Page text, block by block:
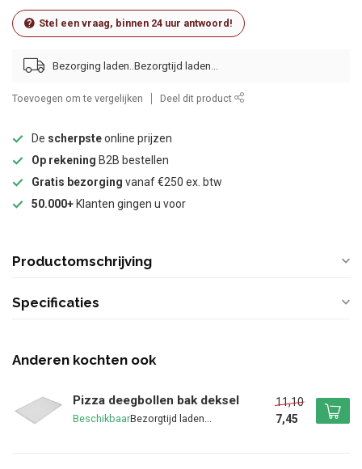
Stel een vraag, binnen 24 uur antwoord!
Bezorging laden..
Toevoegen om te vergelijken Deel dit product
De scherpsteonline prijzen
Op rekening B2B bestellen
Gratis bezorging vanaf €250 ex. btw
50.000+ Klanten gingen u voor
Productomschrijving
Specificaties
Anderen kochten ook
Pizza deegbollen bak deksel
Beschikbaar
11,10
7,45